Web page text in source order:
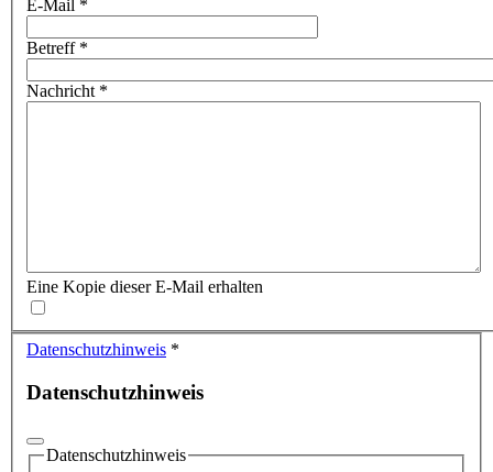
E-Mail *
Betreff*
Nachricht *
Eine Kopie dieser E-Mail erhalten
Datenschutzhinweis *
Datenschutzhinweis
Datenschutzhinweis